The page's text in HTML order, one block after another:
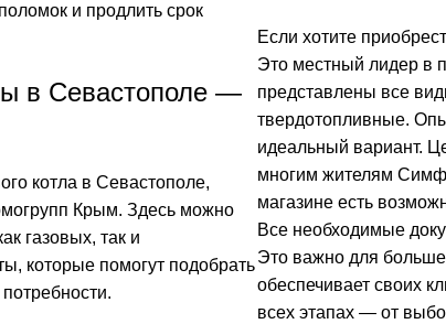
и продлить срок
в Севастополе —
котла в Севастополе,
Крым. Здесь можно
газовых, так и
которые помогут подобрать
Если хотите
Это местный лидер в
представлены все
твердотопливные.
идеальный вариант.
многим жителям
магазине есть
Все необходимые
Это важно для
обеспечивает своих
всех этапах — от